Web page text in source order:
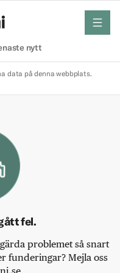
nytt
meny
data på denna webbplats.
fel.
problemet så snart
funderingar? Mejla oss